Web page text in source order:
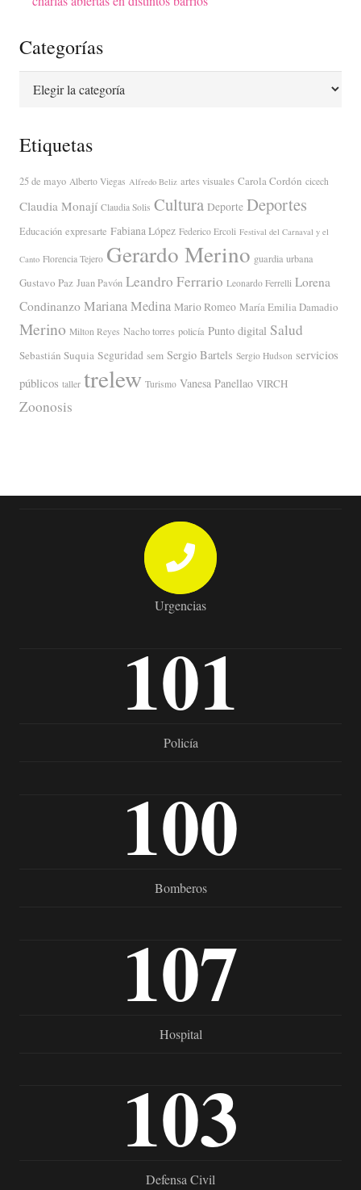
Categorías
Categorías
Etiquetas
25 de mayo Alberto Viegas Alfredo Beliz artes visuales Carola Cordón cicech
Claudia Monají Claudia Solis Cultura Deporte Deportes
Educación expresarte Fabiana López Federico Ercoli Festival del Carnaval y el
Canto Florencia Tejero Gerardo Merino guardia urbana
Gustavo Paz Juan Pavón Leandro Ferrario Leonardo Ferrelli Lorena
Condinanzo Mariana Medina Mario Romeo María Emilia Damadio
Merino Milton Reyes Nacho torres policía Punto digital Salud
Sebastián Suquia Seguridad sem Sergio Bartels Sergio Hudson servicios
públicos taller trelew Turismo Vanesa Panellao VIRCH
Zoonosis
Urgencias
101
Policía
100
Bomberos
107
Hospital
103
Defensa Civil